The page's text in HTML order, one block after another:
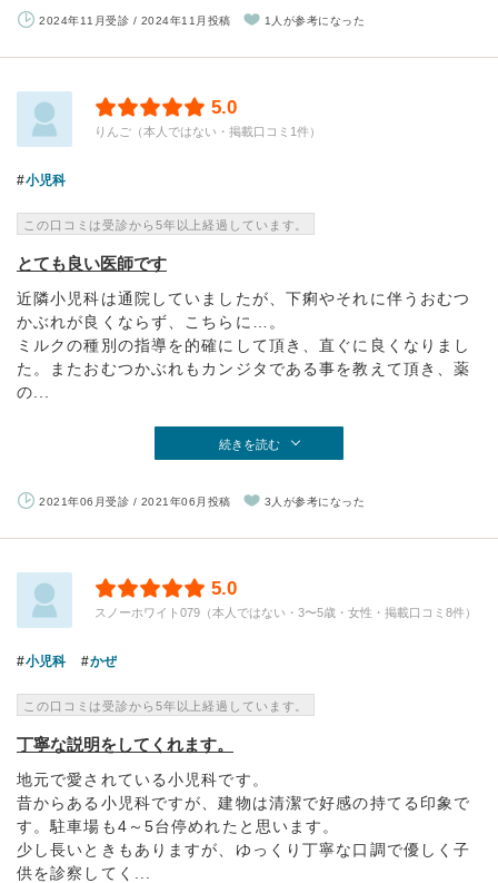
2024年11月受診 / 2024年11月投稿 1人が参考になった
5.0
りんご（本人ではない・掲載口コミ1件）
小児科
この口コミは受診から5年以上経過しています。
とても良い医師です
近隣小児科は通院していましたが、下痢やそれに伴うおむつ
かぶれが良くならず、こちらに…。
ミルクの種別の指導を的確にして頂き、直ぐに良くなりまし
た。またおむつかぶれもカンジタである事を教えて頂き、薬
の...
続きを読む
2021年06月受診 / 2021年06月投稿 3人が参考になった
5.0
スノーホワイト079（本人ではない・3〜5歳・女性・掲載口コミ8件）
小児科 かぜ
この口コミは受診から5年以上経過しています。
丁寧な説明をしてくれます。
地元で愛されている小児科です。
昔からある小児科ですが、建物は清潔で好感の持てる印象で
す。駐車場も4～5台停めれたと思います。
少し長いときもありますが、ゆっくり丁寧な口調で優しく子
供を診察してく...